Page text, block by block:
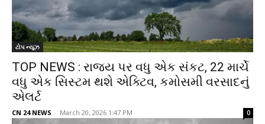
ટોપ ન્યૂઝ
TOP NEWS : રાજ્ય પર વધુ એક સંકટ, 22 માર્ચે
વધુ એક સિસ્ટમ થશે એક્ટિવ, કમોસમી વરસાદનું
એલર્ટ
CN 24 NEWS - March 20, 2026 1:47 PM 0